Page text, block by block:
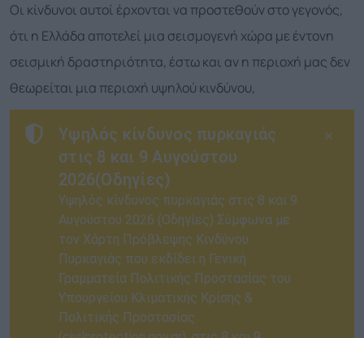
Οι κίνδυνοι αυτοί έρχονται να προστεθούν στο γεγονός,
ότι η Ελλάδα αποτελεί μια σεισμογενή χώρα με έντονη
σεισμική δραστηριότητα, έστω και αν η περιοχή μας δεν
θεωρείται μια περιοχή υψηλού κινδύνου,